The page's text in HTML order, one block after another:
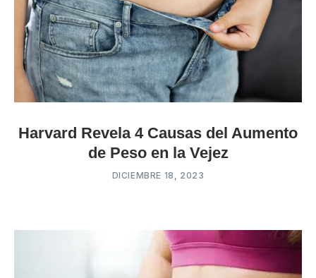
Harvard Revela 4 Causas del Aumento
de Peso en la Vejez
DICIEMBRE 18, 2023